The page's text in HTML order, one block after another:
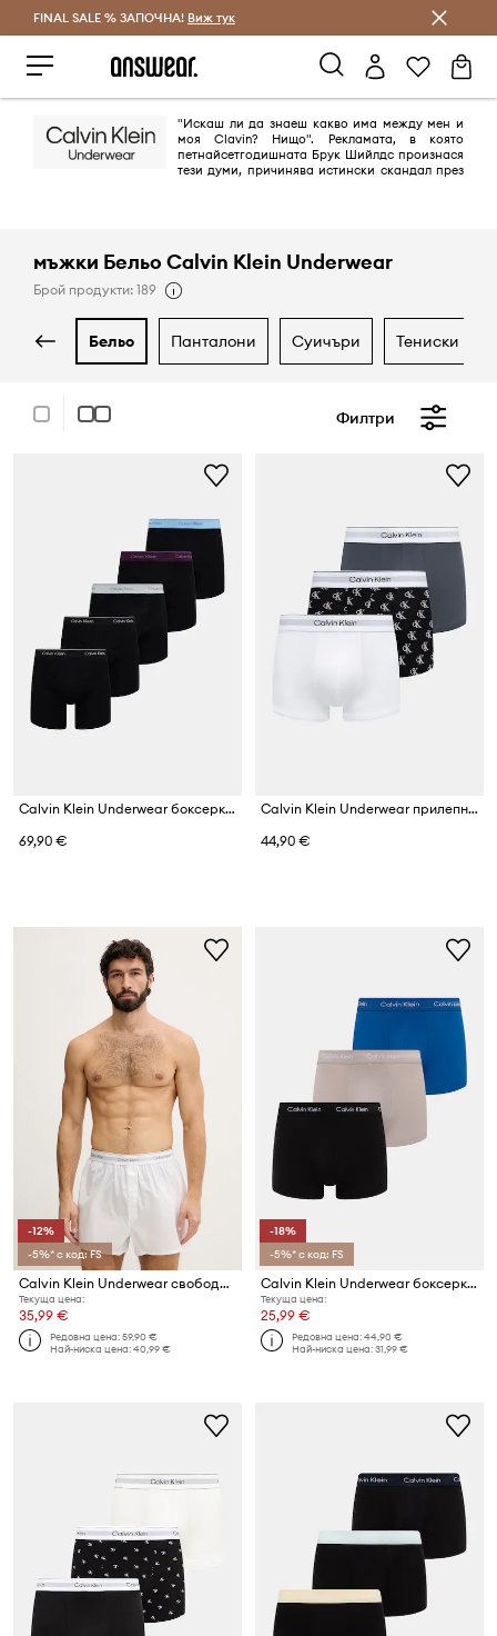
Спестявай с Answear Club
FINAL SALE % ЗАПОЧНА! Виж тук
"Искаш ли да знаеш какво има между мен и
моя Clavin? Нищо". Рекламата, в която
петнайсетгодишната Брук Шийлдс произнася
тези думи, причинява истински скандал през
мъжки Бельо Calvin Klein Underwear
Брой продукти: 189
бельо панталони суичъри тениски и
Филтри
Calvin Klein Underwear боксерки мъжки от памук 5 броя
69,90 €
Calvin Klein Underwear прилепнали боксерки мъжки 3 броя
44,90 €
-12%
-5%* с код: FS
Calvin Klein Underwear свободни боксерки мъжки от памук с еластан 3 броя
Текуща цена:
35,99 €
Редовна цена:59,90 €
Най-ниска цена:40,99 €
-18%
-5%* с код: FS
Calvin Klein Underwear боксерки мъжки от памук с еластан 3 броя
Текуща цена:
25,99 €
Редовна цена:44,90 €
Най-ниска цена:31,99 €